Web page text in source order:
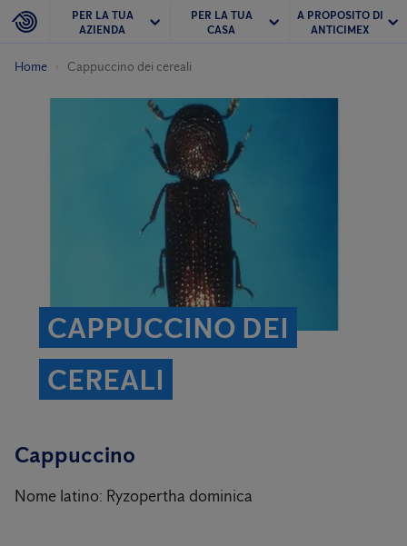
PER LA TUA
AZIENDA
PER LA TUA
CASA
A PROPOSITO DI
ANTICIMEX
Home Cappuccino dei cereali
CAPPUCCINO DEI
CEREALI
Cappuccino
Nome latino: Ryzopertha dominica